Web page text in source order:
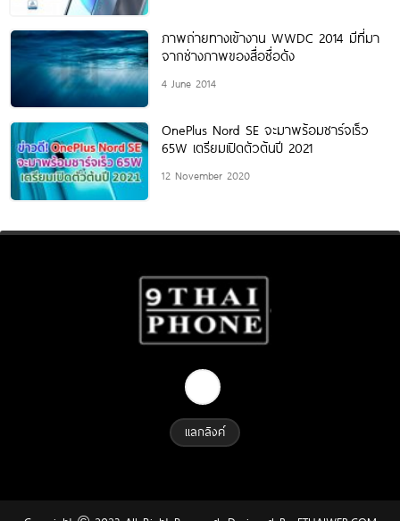
ภาพถ่ายทางเข้างาน WWDC 2014 มีที่มา
จากช่างภาพของสื่อชื่อดัง
4 June 2014
OnePlus Nord SE จะมาพร้อมชาร์จเร็ว
65W เตรียมเปิดตัวต้นปี 2021
12 November 2020
แลกลิงค์